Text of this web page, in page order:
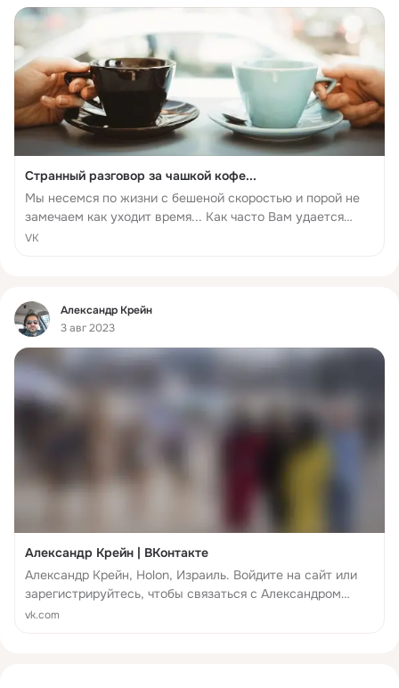
Странный разговор за чашкой кофе...
Мы несемся по жизни с бешеной скоростью и порой не
замечаем как уходит время... Как часто Вам удается
посидеть в не принужденной обстановке с чашечкой
VK
Фид
Александр Крейн
3 авг 2023
Александр Крейн | ВКонтакте
Александр Крейн, Holon, Израиль. Войдите на сайт или
зарегистрируйтесь, чтобы связаться с Александром
Крейном или найти других ваших друзей.
vk.com